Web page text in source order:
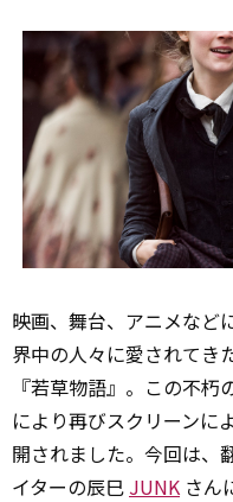
映画、舞台、アニメなど
界中の人々に愛されてき
『若草物語』。この不
により再びスクリーンに
開されました。今回は、
イターの辰巳 JUNK さん